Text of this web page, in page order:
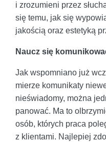
i zrozumieni przez
się temu, jak się
jakością oraz estetyką
Naucz się
Jak wspomniano już
mierze komunikaty
nieświadomy, można
panować. Ma to
osób, których praca
z klientami. Najlepiej